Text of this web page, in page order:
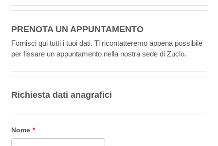
PRENOTA UN APPUNTAMENTO
Fornisci qui tutti i tuoi dati. Ti ricontatteremo appena possibile
per fissare un appuntamento nella nostra sede di Zuclo.
Richiesta dati anagrafici
Nome *